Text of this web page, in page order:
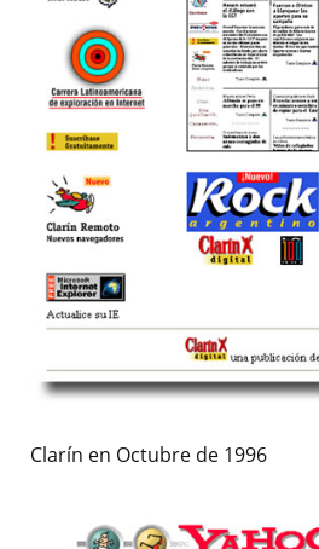
Clarín en Octubre de 1996